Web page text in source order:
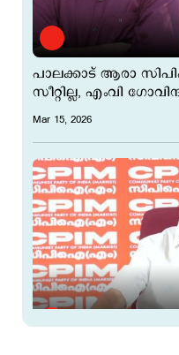
പാലക്കാട് ആരാ
സീറ്റില്ല, എംവി
Mar 15, 2026